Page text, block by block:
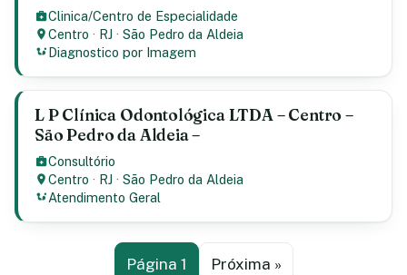
Clinica/Centro de Especialidade
Centro · RJ ·São Pedro da Aldeia
Diagnostico por Imagem
L P Clínica Odontológica LTDA – Centro –
São Pedro da Aldeia –
Consultório
Centro · RJ ·São Pedro da Aldeia
Atendimento Geral
Página 1 Próxima »